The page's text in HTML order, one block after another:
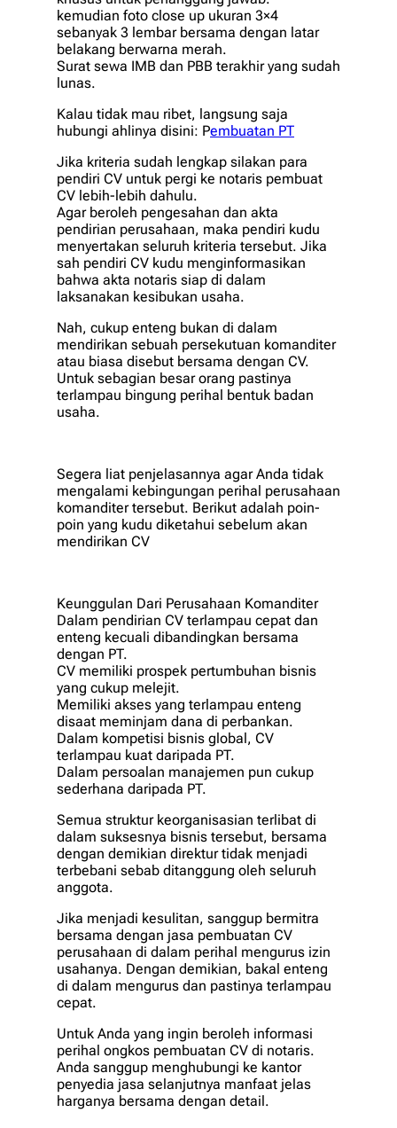
kemudian foto close up ukuran 3×4
sebanyak 3 lembar bersama dengan latar
belakang berwarna merah.
Surat sewa IMB dan PBB terakhir yang sudah
lunas.
Kalau tidak mau ribet, langsung saja
hubungi ahlinya disini: Pembuatan PT
Jika kriteria sudah lengkap silakan para
pendiri CV untuk pergi ke notaris pembuat
CV lebih-lebih dahulu.
Agar beroleh pengesahan dan akta
pendirian perusahaan, maka pendiri kudu
menyertakan seluruh kriteria tersebut. Jika
sah pendiri CV kudu menginformasikan
bahwa akta notaris siap di dalam
laksanakan kesibukan usaha.
Nah, cukup enteng bukan di dalam
mendirikan sebuah persekutuan komanditer
atau biasa disebut bersama dengan CV.
Untuk sebagian besar orang pastinya
terlampau bingung perihal bentuk badan
usaha.
Segera liat penjelasannya agar Anda tidak
mengalami kebingungan perihal perusahaan
komanditer tersebut. Berikut adalah poin-
poin yang kudu diketahui sebelum akan
mendirikan CV
Keunggulan Dari Perusahaan Komanditer
Dalam pendirian CV terlampau cepat dan
enteng kecuali dibandingkan bersama
dengan PT.
CV memiliki prospek pertumbuhan bisnis
yang cukup melejit.
Memiliki akses yang terlampau enteng
disaat meminjam dana di perbankan.
Dalam kompetisi bisnis global, CV
terlampau kuat daripada PT.
Dalam persoalan manajemen pun cukup
sederhana daripada PT.
Semua struktur keorganisasian terlibat di
dalam suksesnya bisnis tersebut, bersama
dengan demikian direktur tidak menjadi
terbebani sebab ditanggung oleh seluruh
anggota.
Jika menjadi kesulitan, sanggup bermitra
bersama dengan jasa pembuatan CV
perusahaan di dalam perihal mengurus izin
usahanya. Dengan demikian, bakal enteng
di dalam mengurus dan pastinya terlampau
cepat.
Untuk Anda yang ingin beroleh informasi
perihal ongkos pembuatan CV di notaris.
Anda sanggup menghubungi ke kantor
penyedia jasa selanjutnya manfaat jelas
harganya bersama dengan detail.